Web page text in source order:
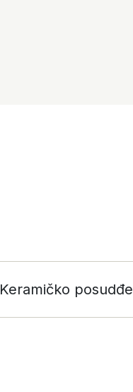
Keramičko posudđe